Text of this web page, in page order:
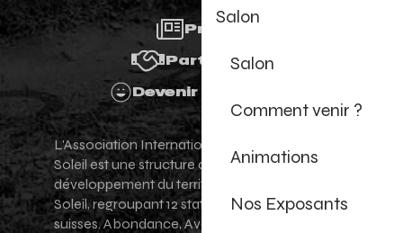
Salon
Salon
Comment venir ?
Animations
Nos Exposants
Presse
Partenaires
Devenir Bénévole
L'Association Internationale des Portes du
Soleil est une structure de promotion et de
développement du territoire des Portes du
Soleil, regroupant 12 stations villages franco-
suisses. Abondance, Avoriaz 1800, Champéry,